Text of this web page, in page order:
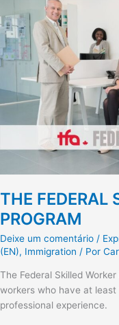
THE FEDERAL
PROGRAM
Deixe um comentário /
(EN), Immigration / Por
The Federal Skilled
workers who have at
professional experience.
FEDERAL
SKILLED
WORKER
(FSW)
PROGRAM